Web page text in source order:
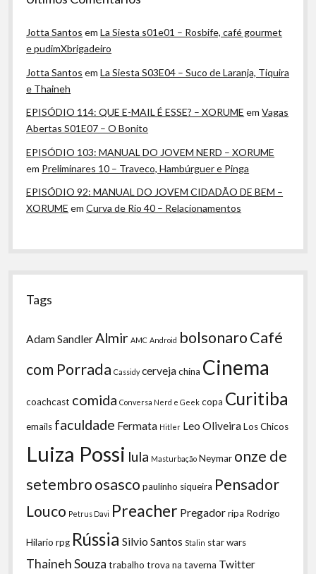
Jotta Santos emLa Siesta s01e01 – Rosbife, café gourmet
e pudimXbrigadeiro
Jotta Santos emLa Siesta S03E04 – Suco de Laranja, Tiquira
e Thaineh
EPISÓDIO 114: QUE E-MAIL É ESSE? – XORUME emVagas
Abertas S01E07 – O Bonito
EPISÓDIO 103: MANUAL DO JOVEM NERD – XORUME
em Preliminares 10 – Traveco, Hambúrguer e Pinga
EPISÓDIO 92: MANUAL DO JOVEM CIDADÃO DE BEM –
XORUME emCurva de Rio 40 – Relacionamentos
Tags
Adam Sandler Almir AMC Android bolsonaroCafé
com Porrada Cassidy cervejachina Cinema
coachcast comida Conversa Nerd e Geek copa Curitiba
emails faculdade Fermata Hitler Leo OliveiraLos Chicos
Luiza Possi lula Masturbação Neymar onze de
setembroosasco paulinho siqueira Pensador
Louco Petrus Davi Preacher Pregadorripa Rodrigo
Hilario rpg Rússia Silvio Santos Stalin star wars
Thaineh Souza trabalho trova na taverna Twitter